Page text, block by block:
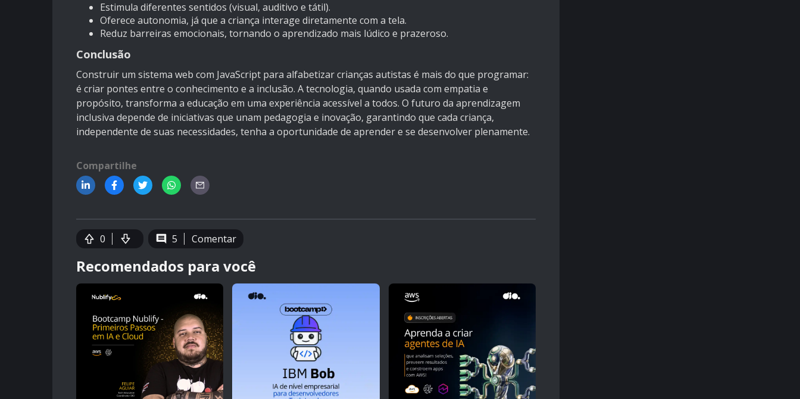
Estimula diferentes sentidos (visual, auditivo e tátil).
Oferece autonomia, já que a criança interage diretamente com a tela.
Reduz barreiras emocionais, tornando o aprendizado mais lúdico e prazeroso.
Conclusão
Construir um sistema web com JavaScript para alfabetizar crianças autistas é mais do que programar:
é criar pontes entre o conhecimento e a inclusão. A tecnologia, quando usada com empatia e
propósito, transforma a educação em uma experiência acessível a todos. O futuro da aprendizagem
inclusiva depende de iniciativas que unam pedagogia e inovação, garantindo que cada criança,
independente de suas necessidades, tenha a oportunidade de aprender e se desenvolver plenamente.
Compartilhe
0 5 Comentar
Recomendados para você